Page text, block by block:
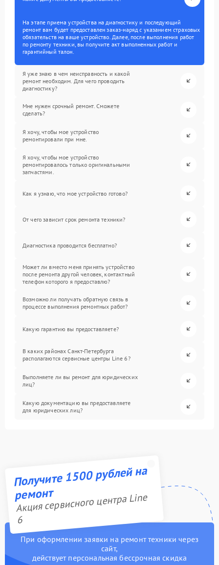
На этапе приема устройства на диагностику и последующий
ремонт вам будет предоставлен заказ-наряд с указанием страховых
обязательств на ваше устройство. Далее, после выполнения работ
по ремонту техники, вы получите акт выполненных работ и
гарантийный талон.
Я уже знаю в чем неисправность и какой
ремонт необходим. Для чего проводить
диагностику?
Мне нужен срочный ремонт. Сможете
сделать?
Я хочу, чтобы мое устройство
ремонтировали при мне.
Я хочу, чтобы мое устройство
ремонтировалось только оригинальными
запчастями.
Как я узнаю, что мое устройство готово?
От чего зависит срок ремонта техники?
Диагностика проводится бесплатно?
Может ли вместо меня принять устройство
после ремонта другой человек, контактный
телефон которого я предоставлю?
Возможно ли получать обратную связь в
процессе выполнения ремонтных работ?
Какую гарантию вы предоставляете?
В каких районах Санкт-Петербурга
располагаются сервисные центры Line 6?
Выполняете ли вы ремонт для юридических
лиц?
Какую документацию вы предоставляете
для юридических лиц?
Получите 1500 рублей на
ремонт
Акция сервисного центра Line
6
При оформлении заявки на ремонт техники через
сайт,
действует персональная бессрочная скидка